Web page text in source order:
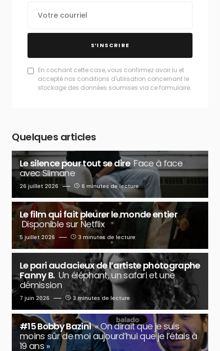
S’INSCRIRE
En cochant cette case, vous confirmez avoir lu et
accepté nos conditions d'utilisation concernant le
stockage des données soumises via ce formulaire.
Quelques articles
Le silence pour tout se dire Face à face
avec Slimane
26 juillet 2026 6 minutes de lecture
Le film qui fait pleurer le monde entier
Disponible sur Netflix
5 juillet 2026 3 minutes de lecture
Le pari audacieux de l’artiste photographe
Fanny B. Un éléphant, un safari et une
démission
7 juin 2026 3 minutes de lecture
#15 Bobby Bazini « On dirait que je suis
moins sûr de moi aujourd’hui que je l’étais à
19 ans »